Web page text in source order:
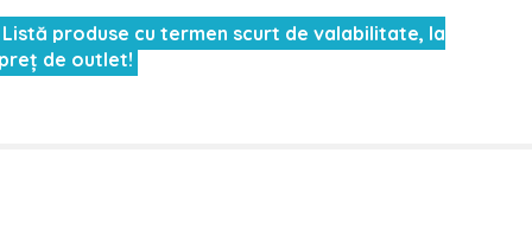
Listă produse cu termen scurt de valabilitate, la
de outlet!